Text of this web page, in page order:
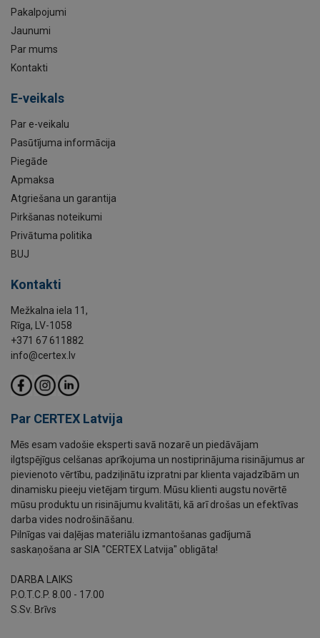
Pakalpojumi
Jaunumi
Par mums
Kontakti
E-veikals
Par e-veikalu
Pasūtījuma informācija
Piegāde
Apmaksa
Atgriešana un garantija
Pirkšanas noteikumi
Privātuma politika
BUJ
Kontakti
Mežkalna iela 11,
Rīga, LV-1058
+371 67 611882
info@certex.lv
Par CERTEX Latvija
Mēs esam vadošie eksperti savā nozarē un piedāvājam
ilgtspējīgus celšanas aprīkojuma un nostiprinājuma risinājumus ar
pievienoto vērtību, padziļinātu izpratni par klienta vajadzībām un
dinamisku pieeju vietējam tirgum. Mūsu klienti augstu novērtē
mūsu produktu un risinājumu kvalitāti, kā arī drošas un efektīvas
darba vides nodrošināšanu.
Pilnīgas vai daļējas materiālu izmantošanas gadījumā
saskaņošana ar SIA "CERTEX Latvija" obligāta!
DARBA LAIKS
P.O.T.C.P. 8.00 - 17.00
S.Sv. Brīvs